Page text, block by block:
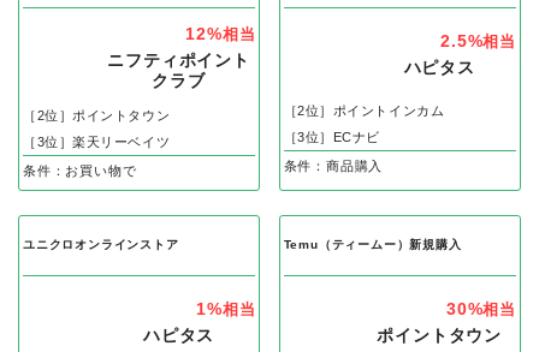
12%相当
ニフティポイント
クラブ
［2位］ポイントタウン
［3位］楽天リーベイツ
条件：お買い物で
2.5%相当
ハピタス
［2位］ポイントインカム
［3位］ECナビ
条件：商品購入
ユニクロオンラインストア
1%相当
ハピタス
Temu（ティームー）新規購入
30%相当
ポイントタウン